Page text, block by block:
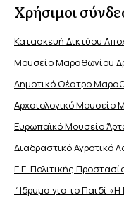
Χρήσιμοι
Κατασκευή Δικτύου
Μουσείο Μαραθωνίου
Δημοτικό Θέατρο
Αρχαιολογικό Μουσείο
Ευρωπαϊκό Μουσείο
Διαδραστικό Αγροτικό
Γ.Γ. Πολιτικής
΄Ιδρυμα για το Παιδί